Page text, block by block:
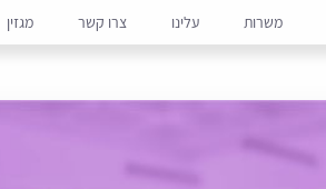
משרות עלינו צרו קשר מגזין